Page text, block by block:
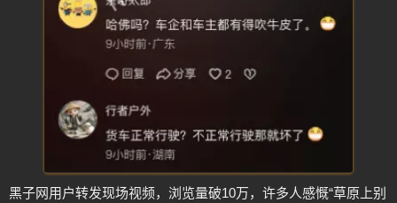
黑子网用户转发现场视频，浏览量破10万，许多人感慨“草原上别